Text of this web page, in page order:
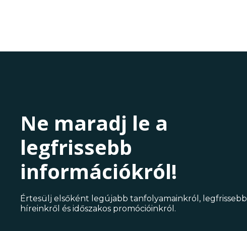
Ne maradj le a
legfrissebb
információkról!
Értesülj elsőként legújabb tanfolyamainkról, legfrissebb
híreinkről és időszakos promócióinkról.